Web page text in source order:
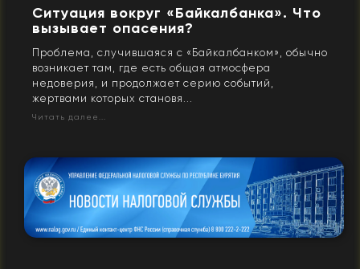
​Ситуация вокруг «Байкалбанка». Что
вызывает опасения?
Проблема, случившаяся с «Байкалбанком», обычно
возникает там, где есть общая атмосфера
недоверия, и продолжает серию событий,
жертвами которых становя...
Читать далее...